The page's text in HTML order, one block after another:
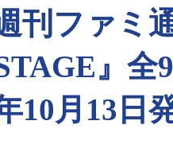
刊ファミ
』
10月13日